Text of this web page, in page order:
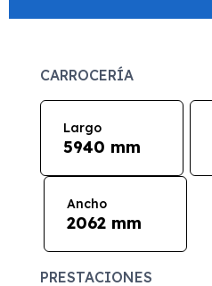
CARROCERÍA
Largo
5940 mm
Ancho
2062 mm
PRESTACIONES